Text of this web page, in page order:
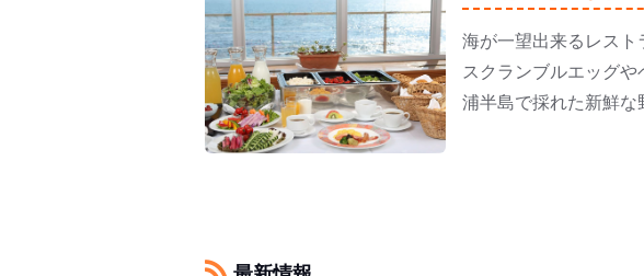
海が一望出来るレスト
スクランブルエッグ
浦半島で採れた新鮮な